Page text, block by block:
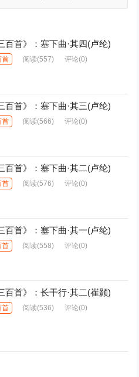
百首》：塞下曲·其四(卢纶)
首 阅读(557) 评论(0)
百首》：塞下曲·其三(卢纶)
首 阅读(566) 评论(0)
百首》：塞下曲·其二(卢纶)
首 阅读(576) 评论(0)
百首》：塞下曲·其一(卢纶)
首 阅读(558) 评论(0)
百首》：长干行·其二(崔颢)
首 阅读(536) 评论(0)